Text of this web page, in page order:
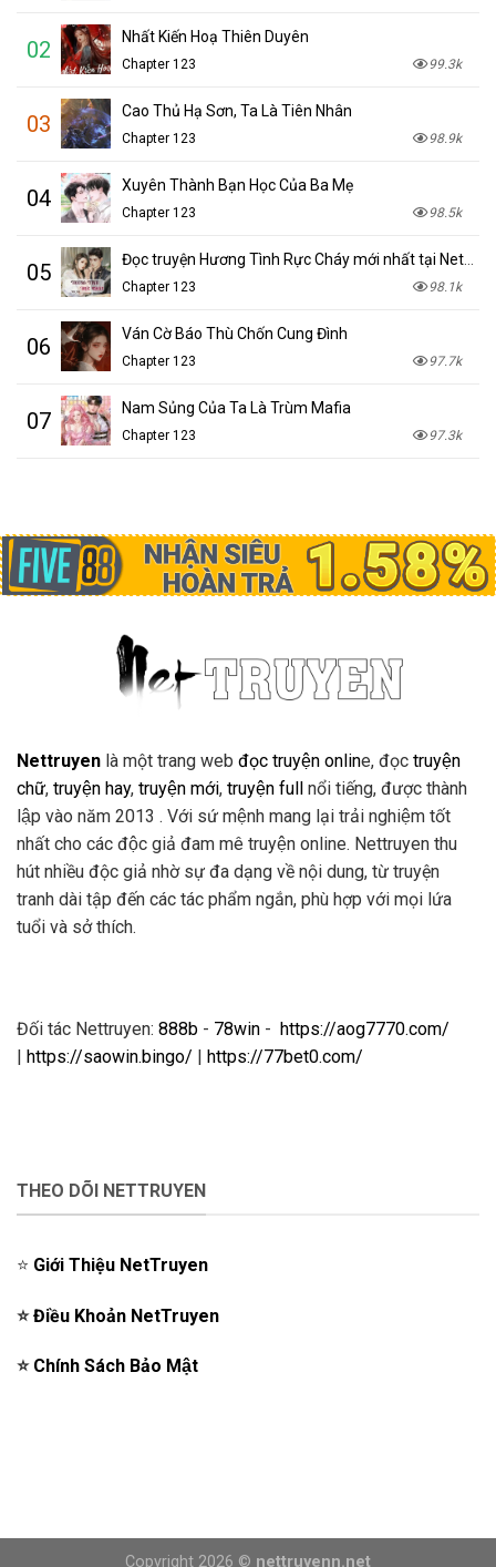
02 Nhất Kiến Hoạ Thiên Duyên
Chapter 123 99.3k
03 Cao Thủ Hạ Sơn, Ta Là Tiên Nhân
Chapter 123 98.9k
04 Xuyên Thành Bạn Học Của Ba Mẹ
Chapter 123 98.5k
05 Đọc truyện Hương Tình Rực Cháy mới nhất tại NetTruyen
Chapter 123 98.1k
06 Ván Cờ Báo Thù Chốn Cung Đình
Chapter 123 97.7k
07 Nam Sủng Của Ta Là Trùm Mafia
Chapter 123 97.3k
Nettruyen là một trang web đọc truyện online, đọc truyện
chữ, truyện hay, truyện mới, truyện full nổi tiếng, được thành
lập vào năm 2013 . Với sứ mệnh mang lại trải nghiệm tốt
nhất cho các độc giả đam mê truyện online. Nettruyen thu
hút nhiều độc giả nhờ sự đa dạng về nội dung, từ truyện
tranh dài tập đến các tác phẩm ngắn, phù hợp với mọi lứa
tuổi và sở thích.
Đối tác Nettruyen: 888b - 78win - https://aog7770.com/
| https://saowin.bingo/ | https://77bet0.com/
THEO DÕI NETTRUYEN
⭐️ Giới Thiệu NetTruyen
⭐️Điều Khoản NetTruyen
⭐️ Chính Sách Bảo Mật
Copyright 2026 © nettruyenn.net